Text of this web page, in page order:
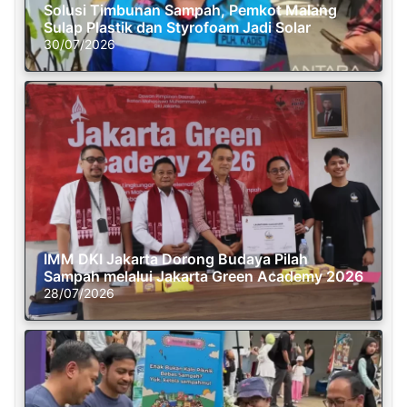
Solusi Timbunan Sampah, Pemkot Malang
Sulap Plastik dan Styrofoam Jadi Solar
30/07/2026
IMM DKI Jakarta Dorong Budaya Pilah
Sampah melalui Jakarta Green Academy 2026
28/07/2026